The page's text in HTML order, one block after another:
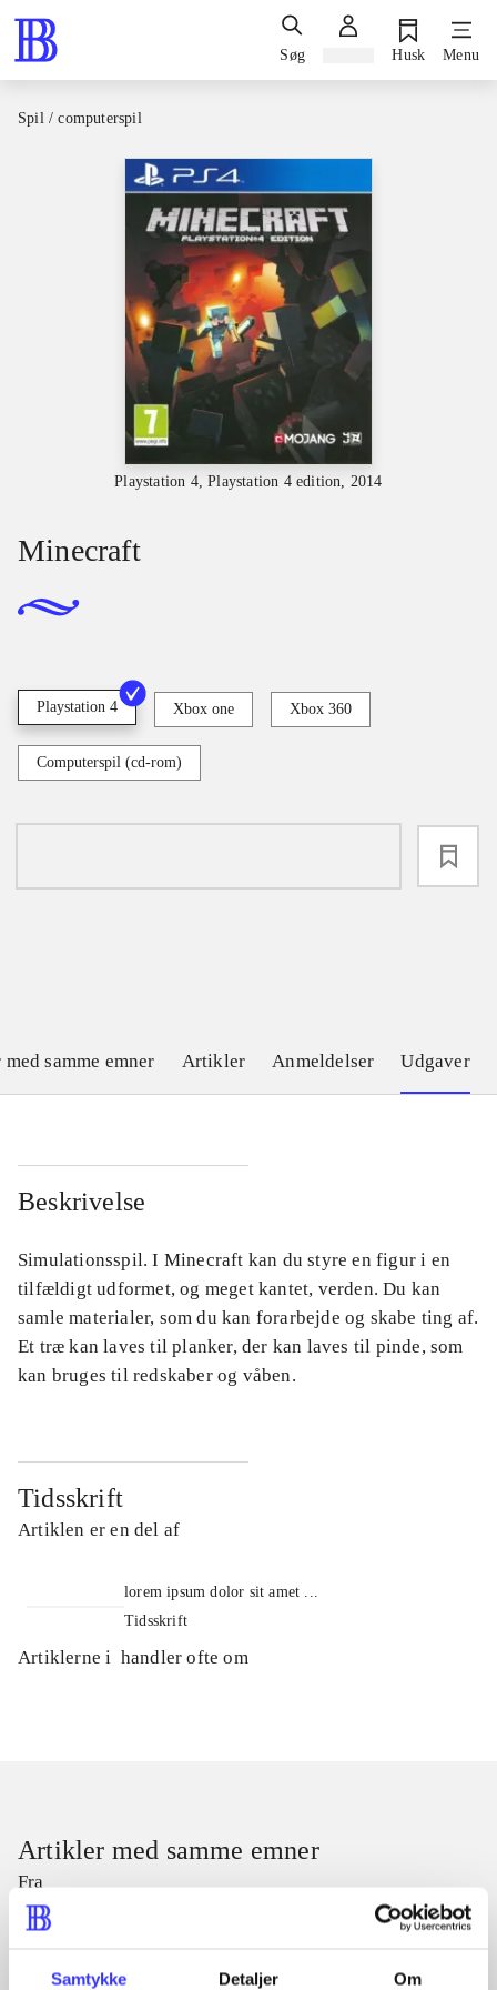
Samtykke Detaljer Om
Søg Husk Menu
Spil / computerspil
Playstation 4, Playstation 4 edition, 2014
Minecraft
Playstation 4 Xbox one Xbox 360
Computerspil (cd-rom)
samme emner Artikler Anmeldelser Udgaver
Beskrivelse
Simulationsspil. I Minecraft kan du styre en figur i en
tilfældigt udformet, og meget kantet, verden. Du kan
samle materialer, som du kan forarbejde og skabe ting af.
Et træ kan laves til planker, der kan laves til pinde, som
kan bruges til redskaber og våben.
Tidsskrift
Artiklen er en del af
lorem ipsum dolor sit amet ...
Tidsskrift
Artiklerne i handler ofte om
Artikler med samme emner
Fra